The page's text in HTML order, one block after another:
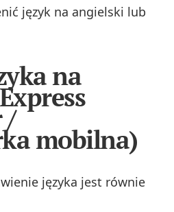
język na angielski lub
na
/
mobilna)
języka jest równie